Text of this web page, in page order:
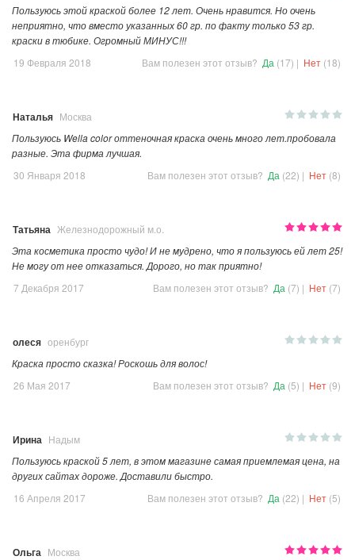
Пользуюсь этой краской более 12 лет. Очень нравится. Но очень
неприятно, что вместо указанных 60 гр. по факту только 53 гр.
краски в тюбике. Огромный МИНУС!!!
Вам полезен этот отзыв? Да (17) | Нет (18)
19 Февраля 2018
Наталья Москва
Пользуюсь Wella color оттеночная краска очень много лет.пробовала
разные. Эта фирма лучшая.
Вам полезен этот отзыв? Да (22) | Нет (8)
30 Января 2018
Татьяна Железнодорожный м.о.
Эта косметика просто чудо! И не мудрено, что я пользуюсь ей лет 25!
Не могу от нее отказаться. Дорого, но так приятно!
Вам полезен этот отзыв? Да (7) | Нет (7)
7 Декабря 2017
олеся оренбург
Краска просто сказка! Роскошь для волос!
Вам полезен этот отзыв? Да (5) | Нет (9)
26 Мая 2017
Ирина Надым
Пользуюсь краской 5 лет, в этом магазине самая приемлемая цена, на
других сайтах дороже. Доставили быстро.
Вам полезен этот отзыв? Да (22) | Нет (5)
16 Апреля 2017
Ольга Москва